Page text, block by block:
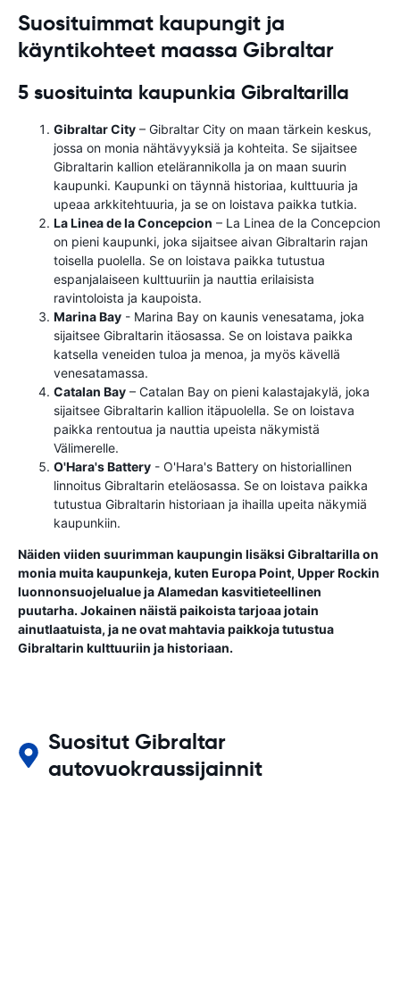
Suosituimmat kaupungit ja
käyntikohteet maassa Gibraltar
5 suosituinta kaupunkia Gibraltarilla
Gibraltar City – Gibraltar City on maan tärkein keskus,
jossa on monia nähtävyyksiä ja kohteita. Se sijaitsee
Gibraltarin kallion etelärannikolla ja on maan suurin
kaupunki. Kaupunki on täynnä historiaa, kulttuuria ja
upeaa arkkitehtuuria, ja se on loistava paikka tutkia.
La Linea de la Concepcion – La Linea de la Concepcion
on pieni kaupunki, joka sijaitsee aivan Gibraltarin rajan
toisella puolella. Se on loistava paikka tutustua
espanjalaiseen kulttuuriin ja nauttia erilaisista
ravintoloista ja kaupoista.
Marina Bay - Marina Bay on kaunis venesatama, joka
sijaitsee Gibraltarin itäosassa. Se on loistava paikka
katsella veneiden tuloa ja menoa, ja myös kävellä
venesatamassa.
Catalan Bay – Catalan Bay on pieni kalastajakylä, joka
sijaitsee Gibraltarin kallion itäpuolella. Se on loistava
paikka rentoutua ja nauttia upeista näkymistä
Välimerelle.
O'Hara's Battery - O'Hara's Battery on historiallinen
linnoitus Gibraltarin eteläosassa. Se on loistava paikka
tutustua Gibraltarin historiaan ja ihailla upeita näkymiä
kaupunkiin.
Näiden viiden suurimman kaupungin lisäksi Gibraltarilla on
monia muita kaupunkeja, kuten Europa Point, Upper Rockin
luonnonsuojelualue ja Alamedan kasvitieteellinen
puutarha. Jokainen näistä paikoista tarjoaa jotain
ainutlaatuista, ja ne ovat mahtavia paikkoja tutustua
Gibraltarin kulttuuriin ja historiaan.
Suositut Gibraltar
autovuokraussijainnit